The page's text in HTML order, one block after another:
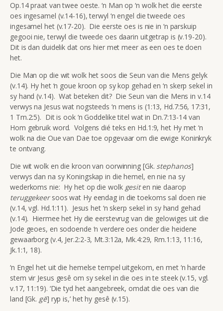
Op.14 praat van twee oeste. ‘n Man op ‘n wolk het die eerste
oes ingesamel (v.14-16), terwyl ‘n engel die tweede oes
ingesamel het (v.17-20). Die eerste oes is nie in ‘n parskuip
gegooi nie, terwyl die tweede oes daarin uitgetrap is (v.19-20).
Dit is dan duidelik dat ons hier met meer as een oes te doen
het.
Die Man op die wit wolk het soos die Seun van die Mens gelyk
(v.14). Hy het ‘n goue kroon op sy kop gehad en ‘n skerp sekel in
sy hand (v.14). Wat beteken dit? Die Seun van die Mens in v.14
verwys na Jesus wat nogsteeds ‘n mens is (1:13, Hd.7:56, 17:31,
1 Tm.2:5). Dit is ook ‘n Goddelike titel wat in Dn.7:13-14 van
Hom gebruik word. Volgens dié teks en Hd.1:9, het Hy met ‘n
wolk na die Oue van Dae toe opgevaar om die ewige Koninkryk
te ontvang.
Die wit wolk en die kroon van oorwinning [Gk. stephanos]
verwys dan na sy Koningskap in die hemel, en nie na sy
wederkoms nie: Hy het op die wolk gesiten nie daarop
teruggekeersoos wat Hy eendag in die toekoms sal doen nie
(v.14, vgl. Hd.1:11). Jesus het ‘n skerp sekel in sy hand gehad
(v.14). Hiermee het Hy die eerstevrug van die gelowiges uit die
Jode geoes, en sodoende ‘n verdere oes onder die heidene
gewaarborg (v.4, Jer.2:2-3, Mt.3:12a, Mk.4:29, Rm.1:13, 11:16,
Jk.1:1, 18).
‘n Engel het uit die hemelse tempel uitgekom, en met ‘n harde
stem vir Jesus gesê om sy sekel in die oes in te steek (v.15, vgl.
v.17, 11:19). ‘Die tyd het aangebreek, omdat die oes van die
land [Gk. gē] ryp is,’ het hy gesê (v.15).